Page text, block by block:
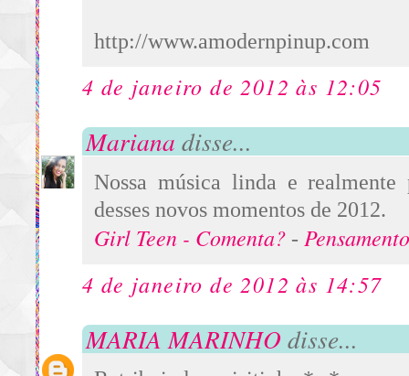
http://www.amodernpinup.com
4 de janeiro de 2012 às 12:05
Mariana disse...
Nossa música linda e
desses novos momentos de 2012.
Girl Teen - Comenta? -
4 de janeiro de 2012 às 14:57
MARIA MARINHO disse...